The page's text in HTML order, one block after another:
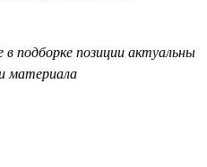
подборке позиции актуальны
материала